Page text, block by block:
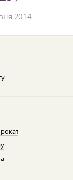
2014